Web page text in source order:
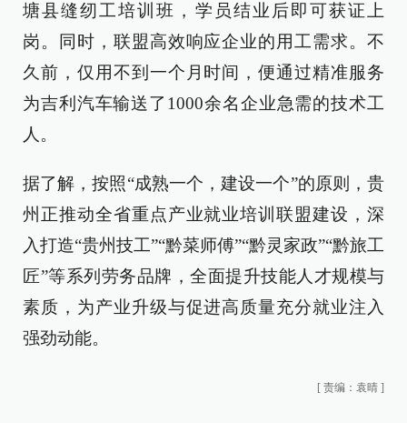
塘县缝纫工培训班，学员结业后即可获证上
岗。同时，联盟高效响应企业的用工需求。不
久前，仅用不到一个月时间，便通过精准服务
为吉利汽车输送了1000余名企业急需的技术工
人。
据了解，按照“成熟一个，建设一个”的原则，贵
州正推动全省重点产业就业培训联盟建设，深
入打造“贵州技工”“黔菜师傅”“黔灵家政”“黔旅工
匠”等系列劳务品牌，全面提升技能人才规模与
素质，为产业升级与促进高质量充分就业注入
强劲动能。
[ 责编：袁晴 ]